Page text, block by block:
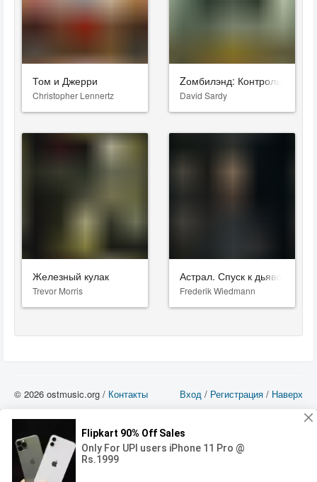
Том и Джерри
Christopher Lennertz
Zомбилэнд: Контрольный
David Sardy
Железный кулак
Trevor Morris
Астрал. Спуск к дьяволу
Frederik Wiedmann
Вход / Регистрация / Наверх
© 2026 ostmusic.org / Контакты
можете использовать такие материалы только в том в случае, если
использование производится с ознакомительными целями - для прочих целей
вы должны приобрести лицензионную запись.